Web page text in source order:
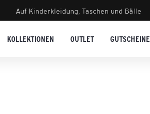
Auf Kinderkleidung, Taschen und Bälle
KOLLEKTIONEN OUTLET GUTSCHEINE